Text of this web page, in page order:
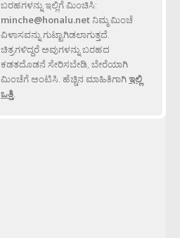
ಬರಹಗಳನ್ನು ಇಲ್ಲಿಗೆ ಮಿಂಚಿಸಿ:
minche@honalu.netನಿಮ್ಮ ಮಿಂಚೆ
ವಿಳಾಸವನ್ನು ಗುಟ್ಟಾಗಿಡಲಾಗುತ್ತದೆ.
ಚಿತ್ರಗಳಿದ್ದರೆ ಅವುಗಳನ್ನು ಬರಹದ
ಕಡತದೊಡನೆ ಸೇರಿಸಬೇಡಿ, ಬೇರೆಯಾಗಿ
ಮಿಂಚೆಗೆ ಅಂಟಿಸಿ. ಹೆಚ್ಚಿನ ಮಾಹಿತಿಗಾಗಿಇಲ್ಲಿ
ಒತ್ತಿ.